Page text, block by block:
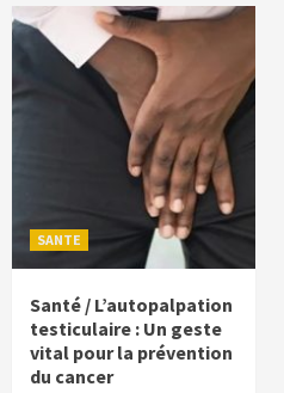
SANTE
Santé / L’autopalpation
testiculaire : Un geste
vital pour la prévention
du cancer